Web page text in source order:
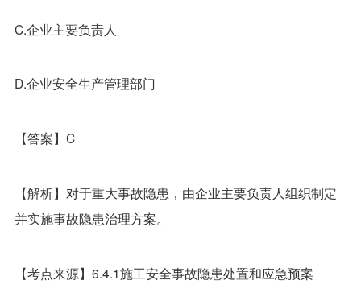
C.企业主要负责人
D.企业安全生产管理部门
【答案】C
【解析】对于重大事故隐患，由企业主要负责人组织制定
并实施事故隐患治理方案。
【考点来源】6.4.1施工安全事故隐患处置和应急预案